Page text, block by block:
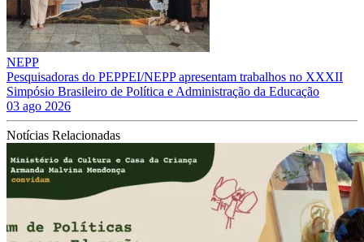
NEPP
Pesquisadoras do PEPPEI/NEPP apresentam trabalhos no XXXII
Simpósio Brasileiro de Política e Administração da Educação
03 ago 2026
Notícias Relacionadas